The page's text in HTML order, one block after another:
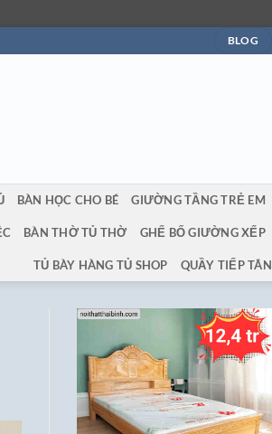
BLOG
BÀN HỌC CHO BÉ GIƯỜNG TẦNG TRẺ EM
BÀN THỜ TỦ THỜ GHẾ BỐ GIƯỜNG XẾP
TỦ BÀY HÀNG TỦ SHOP QUẦY TIẾP TÂN